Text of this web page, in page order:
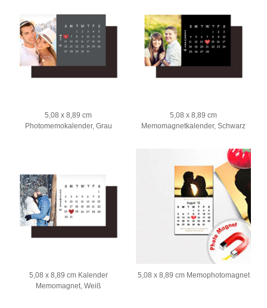
5,08 x 8,89 cm
Photomemokalender, Grau
5,08 x 8,89 cm
Memomagnetkalender, Schwarz
5,08 x 8,89 cm Kalender
Memomagnet, Weiß
5,08 x 8,89 cm Memophotomagnet